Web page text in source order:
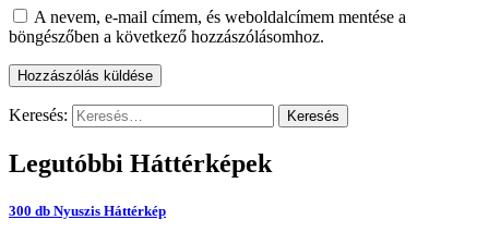
A nevem, e-mail címem, és weboldalcímem mentése a
böngészőben a következő hozzászólásomhoz.
Keresés:
Legutóbbi Háttérképek
300 db Nyuszis Háttérkép